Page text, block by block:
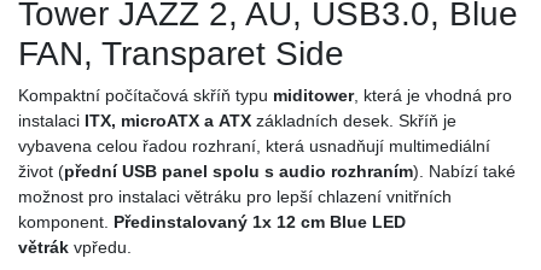
Tower JAZZ 2, AU, USB3.0, Blue
FAN, Transparet Side
Kompaktní počítačová skříň typu miditower, která je vhodná pro
instalaci ITX, microATX a ATX základních desek. Skříň je
vybavena celou řadou rozhraní, která usnadňují multimediální
život (přední USB panel spolu s audio rozhraním). Nabízí také
možnost pro instalaci větráku pro lepší chlazení vnitřních
komponent. Předinstalovaný 1x 12 cm Blue LED
větrák vpředu.